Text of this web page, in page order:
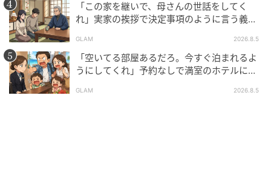
著者：都うめこ／30代女性・2017年生まれの男の子、
2019年生まれの女の子を育てるママ。転勤族の夫に帯
同しながら、ライターとして公園レポートや子育ての
エピソードを執筆している。
イラスト：マメ美
「この家を継いで、母さんの世話をしてく
れ」実家の挨拶で決定事項のように言う義
た一言
GLAM 2026.8.5
「空いてる部屋あるだろ。今すぐ泊まれるよ
うにしてくれ」予約なしで満室のホテルに押
一変
GLAM 2026.8.5